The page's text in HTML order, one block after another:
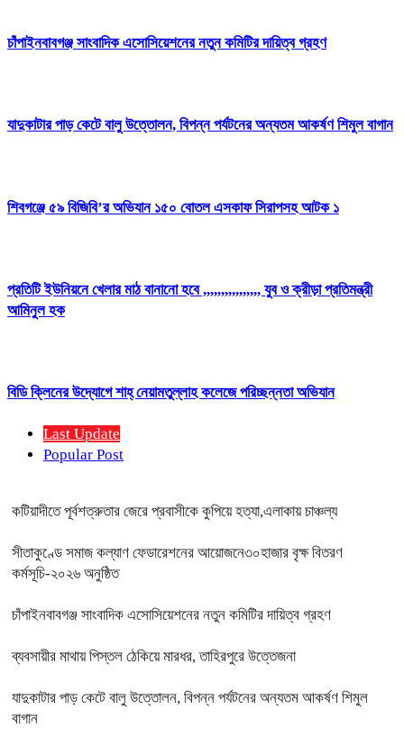
চাঁপাইনবাবগঞ্জ সাংবাদিক এসোসিয়েশনের নতুন কমিটির দায়িত্ব গ্রহণ
যাদুকাটার পাড় কেটে বালু উত্তোলন, বিপন্ন পর্যটনের অন্যতম আকর্ষণ শিমুল বাগান
শিবগঞ্জে ৫৯ বিজিবি’র অভিযান ১৫০ বোতল এসকাফ সিরাপসহ আটক ১
প্রতিটি ইউনিয়নে খেলার মাঠ বানানো হবে ,,,,,,,,,,,,,,,, যুব ও ক্রীড়া প্রতিমন্ত্রী
আমিনুল হক
বিডি ক্লিনের উদ্যোগে শাহ্ নেয়ামতুল্লাহ কলেজে পরিচ্ছন্নতা অভিযান
Last Update
Popular Post
কটিয়াদীতে পূর্বশত্রুতার জেরে প্রবাসীকে কুপিয়ে হত্যা,এলাকায় চাঞ্চল্য
সীতাকুণ্ডে সমাজ কল্যাণ ফেডারেশনের আয়োজনে৩০হাজার বৃক্ষ বিতরণ
কর্মসূচি-২০২৬ অনুষ্ঠিত
চাঁপাইনবাবগঞ্জ সাংবাদিক এসোসিয়েশনের নতুন কমিটির দায়িত্ব গ্রহণ
ব্যবসায়ীর মাথায় পিস্তল ঠেকিয়ে মারধর, তাহিরপুরে উত্তেজনা
যাদুকাটার পাড় কেটে বালু উত্তোলন, বিপন্ন পর্যটনের অন্যতম আকর্ষণ শিমুল
বাগান